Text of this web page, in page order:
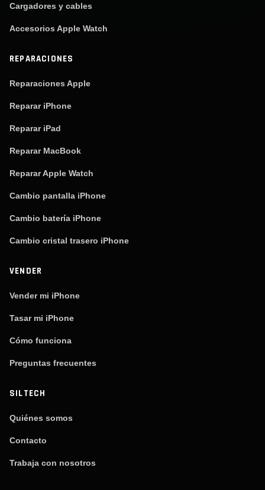
Cargadores y cables
Accesorios Apple Watch
REPARACIONES
Reparaciones Apple
Reparar iPhone
Reparar iPad
Reparar MacBook
Reparar Apple Watch
Cambio pantalla iPhone
Cambio batería iPhone
Cambio cristal trasero iPhone
VENDER
Vender mi iPhone
Tasar mi iPhone
Cómo funciona
Preguntas frecuentes
SILTECH
Quiénes somos
Contacto
Trabaja con nosotros